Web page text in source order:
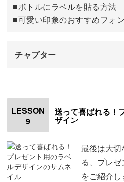
■ボトルにラベルを貼る方法
■可愛い印象のおすすめフォ
チャプター
はじめに
②カラーを使ったラベルデザイ
②の素材集の紹介
画像をトリミングする
LESSON
9
送って喜ばれる！
ザイン
最後は大切
る、プレ
をご紹介